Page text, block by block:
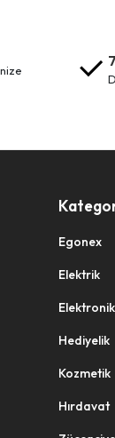
Egonex
Elektrik
Elektronik
Hediyelik
Kozmetik
Hırdavat